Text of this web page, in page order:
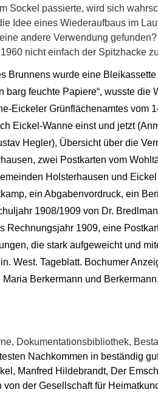
Sockel passierte, wird sich
Idee eines Wiederaufbaus im
andere Verwendung
nicht einfach der Spitzhacke
Brunnens wurde eine Bleikassette
barg feuchte Papiere“, wusste
Eickeler Grünflächenamtes vom
Eickel-Wanne einst und jetzt
Hegler), Übersicht über die
zwei Postkarten vom
Holsterhausen und
ein Abgabenvordruck, ein
1908/1909 von Dr.
Rechnungsjahr 1909, eine
die stark aufgeweicht und
West. Tageblatt. Bochumer
Berkermann und
Dokumentationsbibliothek,
Nachkommen in beständig
Manfred Hildebrandt, Der
von der Gesellschaft für